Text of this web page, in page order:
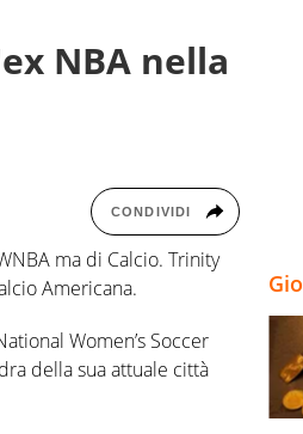
NBA nella
CONDIVIDI
ma di Calcio. Trinity
Americana.
Women’s Soccer
della sua attuale città